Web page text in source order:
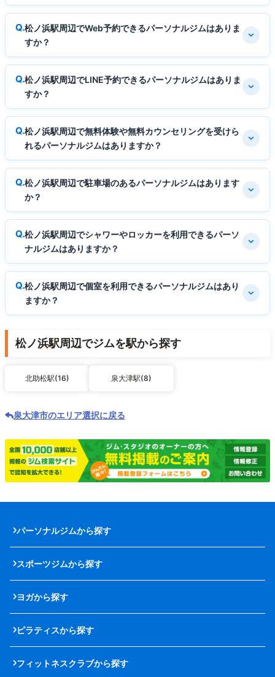
松ノ浜駅周辺でWeb予約できるパーソナルジムはありま
すか？
松ノ浜駅周辺でLINE予約できるパーソナルジムはありま
すか？
松ノ浜駅周辺で無料体験や無料カウンセリングを受けら
れるパーソナルジムはありますか？
松ノ浜駅周辺で駐車場のあるパーソナルジムはあります
か？
松ノ浜駅周辺でシャワーやロッカーを利用できるパーソ
ナルジムはありますか？
松ノ浜駅周辺で個室を利用できるパーソナルジムはあり
ますか？
松ノ浜駅周辺でジムを駅から探す
北助松駅(16) 泉大津駅(8)
泉大津市のエリア選択に戻る
パーソナルジムから探す
スポーツジムから探す
ヨガから探す
ピラティスから探す
フィットネスクラブから探す